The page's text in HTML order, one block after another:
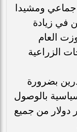
جماعي ومشيدا
في زيادة
العام
الزراعية
بضرورة
بالوصول
المصرية إلى 100 مليار دولار من جميع